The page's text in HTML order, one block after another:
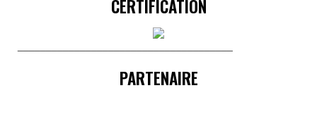
CERTIFICATION
PARTENAIRE